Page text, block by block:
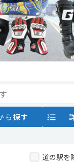
ら探す
道の駅を